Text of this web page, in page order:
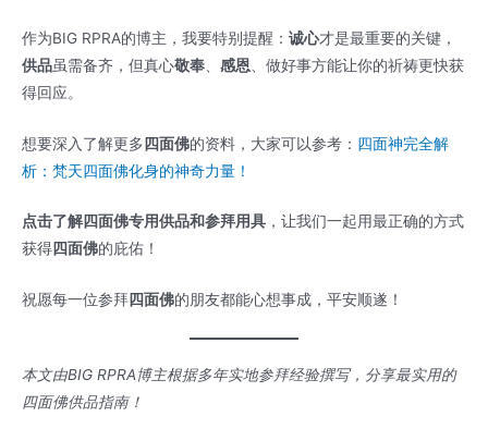
作为BIG RPRA的博主，我要特别提醒： 诚心才是最重要的关键，
供品虽需备齐，但真心敬奉 感恩 、做好事方能让你的祈祷更快获
得回应。
想要深入了解更多四面佛的资料，大家可以参考： 四面神完全解
析：梵天四面佛化身的神奇力量！
点击了解四面佛专用供品和参拜用具 ，让我们一起用最正确的方式
获得四面佛的庇佑！
祝愿每一位参拜四面佛的朋友都能心想事成，平安顺遂！
本文由BIG RPRA博主根据多年实地参拜经验撰写，分享最实用的
四面佛供品指南！